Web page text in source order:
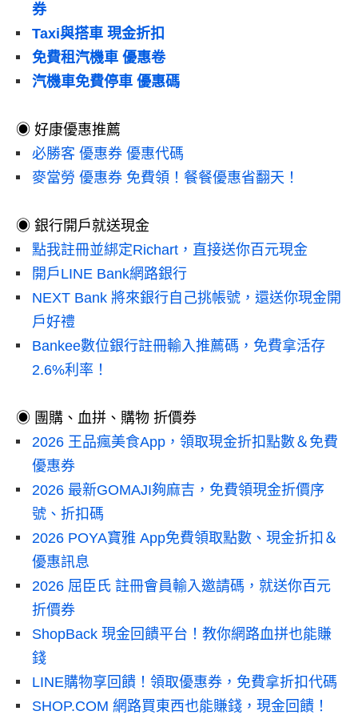
券
Taxi與搭車 現金折扣
免費租汽機車 優惠卷
汽機車免費停車 優惠碼
◉ 好康優惠推薦
必勝客 優惠券 優惠代碼
麥當勞 優惠券 免費領！餐餐優惠省翻天！
◉ 銀行開戶就送現金
點我註冊並綁定Richart，直接送你百元現金
開戶LINE Bank網路銀行
NEXT Bank 將來銀行自己挑帳號，還送你現金開
戶好禮
Bankee數位銀行註冊輸入推薦碼，免費拿活存
2.6%利率！
◉ 團購、血拼、購物 折價券
2026 王品瘋美食App，領取現金折扣點數＆免費
優惠券
2026 最新GOMAJI夠麻吉，免費領現金折價序
號、折扣碼
2026 POYA寶雅 App免費領取點數、現金折扣＆
優惠訊息
2026 屈臣氏 註冊會員輸入邀請碼，就送你百元
折價券
ShopBack 現金回饋平台！教你網路血拼也能賺
錢
LINE購物享回饋！領取優惠券，免費拿折扣代碼
SHOP.COM 網路買東西也能賺錢，現金回饋！